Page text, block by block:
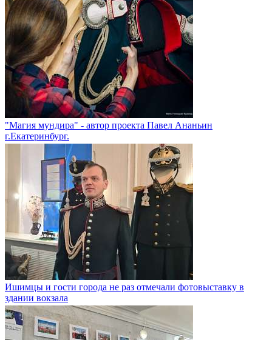
"Магия мундира" - автор проекта Павел Ананьин
г.Екатеринбург.
Ишимцы и гости города не раз отмечали фотовыставку в
здании вокзала